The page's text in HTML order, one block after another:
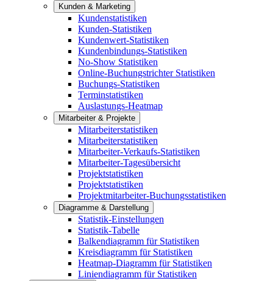
Kunden & Marketing
Kundenstatistiken
Kunden-Statistiken
Kundenwert-Statistiken
Kundenbindungs-Statistiken
No-Show Statistiken
Online-Buchungstrichter Statistiken
Buchungs-Statistiken
Terminstatistiken
Auslastungs-Heatmap
Mitarbeiter & Projekte
Mitarbeiterstatistiken
Mitarbeiterstatistiken
Mitarbeiter-Verkaufs-Statistiken
Mitarbeiter-Tagesübersicht
Projektstatistiken
Projektstatistiken
Projektmitarbeiter-Buchungsstatistiken
Diagramme & Darstellung
Statistik-Einstellungen
Statistik-Tabelle
Balkendiagramm für Statistiken
Kreisdiagramm für Statistiken
Heatmap-Diagramm für Statistiken
Liniendiagramm für Statistiken